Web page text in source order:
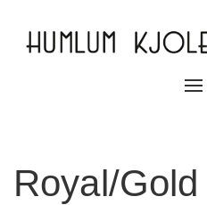
Slå
Royal/Gold